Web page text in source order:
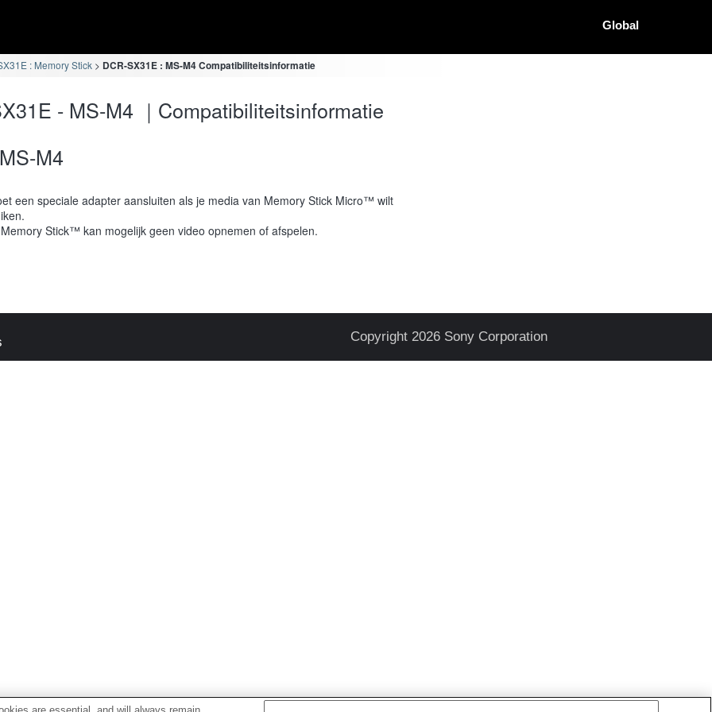
Global
: Memory Stick DCR-SX31E : MS-M4 Compatibiliteitsinformatie
- MS-M4 ｜Compatibiliteitsinformatie
MS-M4
een speciale adapter aansluiten als je media van Memory Stick Micro™ wilt
Stick™ kan mogelijk geen video opnemen of afspelen.
Copyright 2026 Sony Corporation